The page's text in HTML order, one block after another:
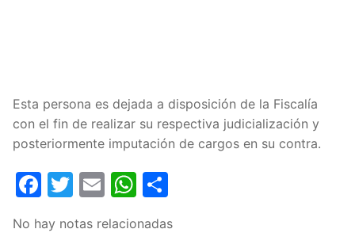
Esta persona es dejada a disposición de la Fiscalía
con el fin de realizar su respectiva judicialización y
posteriormente imputación de cargos en su contra.
Facebook
Twitter
EmailWhatsApp
No hay notas relacionadas